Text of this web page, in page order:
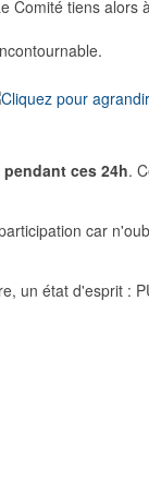
Comité tiens alors
ces 24h.
car
un état d'esprit :